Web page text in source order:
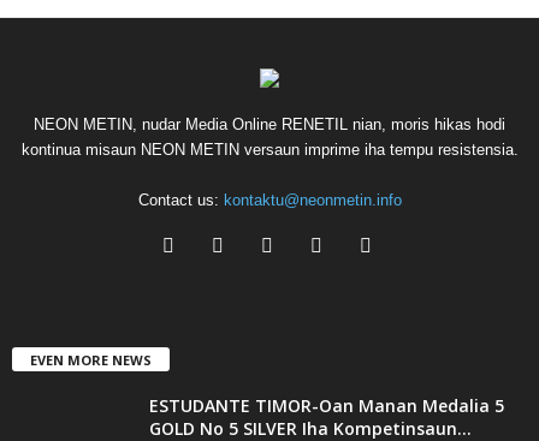
NEON METIN, nudar Media Online RENETIL nian, moris hikas hodi
kontinua misaun NEON METIN versaun imprime iha tempu resistensia.
Contact us: kontaktu@neonmetin.info
EVEN MORE NEWS
ESTUDANTE TIMOR-Oan Manan Medalia 5
GOLD No 5 SILVER Iha Kompetinsaun...